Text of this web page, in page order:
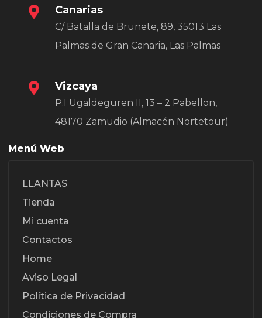
Canarias
C/ Batalla de Brunete, 89, 35013 Las
Palmas de Gran Canaria, Las Palmas
Vizcaya
P.I Ugaldeguren II, 13 – 2 Pabellon,
48170 Zamudio (Almacén Nortetour)
Menú Web
LLANTAS
Tienda
Mi cuenta
Contactos
Home
Aviso Legal
Política de Privacidad
Condiciones de Compra